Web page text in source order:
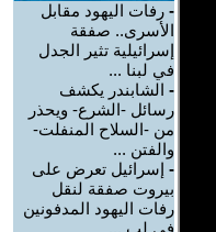
- رفات اليهود مقابل
الأسرى.. صفقة
إسرائيلية تثير الجدل
في لبنا ...
- الشابندر يكشف
رسائل -الشرع- ويحذر
من -السلاح المنفلت-
والفتن ...
- إسرائيل تعرض على
بيروت صفقة لنقل
رفات اليهود المدفونين
في لب ...